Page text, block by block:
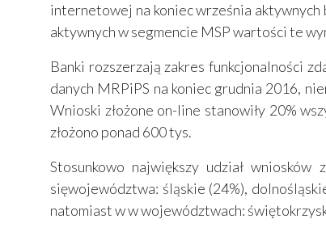
internetowej na koniec września aktywnych
aktywnych w segmencie MSP wartości te
Banki rozszerzają zakres funkcjonalności
danych MRPiPS na koniec grudnia 2016,
Wnioski złożone on-line stanowiły 20%
złożono ponad 600 tys.
Stosunkowo największy udział
sięwojewództwa: śląskie (24%),
natomiast w w województwach: